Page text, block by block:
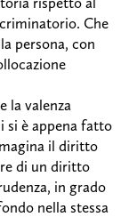
Che
persona, con
la valenza
si è appena fatto
il diritto
di un diritto
in grado
nella stessa